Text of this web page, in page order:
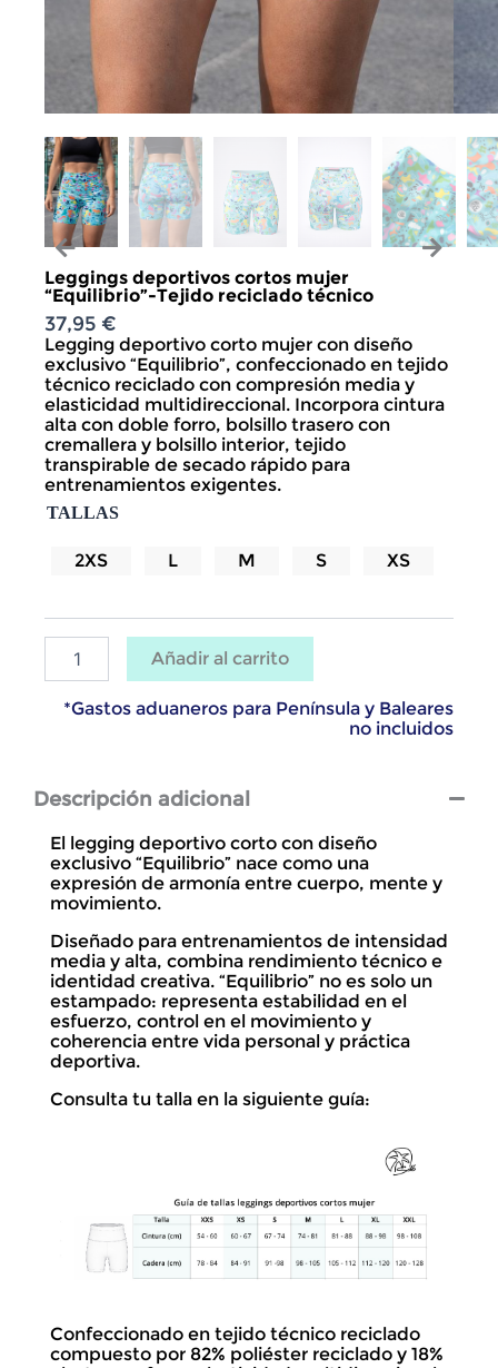
Leggings deportivos cortos mujer
“Equilibrio”-Tejido reciclado técnico
37,95 €
Legging deportivo corto mujer con diseño
exclusivo “Equilibrio”, confeccionado en tejido
técnico reciclado con compresión media y
elasticidad multidireccional. Incorpora cintura
alta con doble forro, bolsillo trasero con
cremallera y bolsillo interior, tejido
transpirable de secado rápido para
entrenamientos exigentes.
TALLAS
2XS L M S XS
Leggings
deportivos
mujer
“Equilibrio”-
Añadir al carrito
*Gastos aduaneros para Península y Baleares
no incluidos
Descripción adicional
El legging deportivo corto con diseño
exclusivo “Equilibrio” nace como una
expresión de armonía entre cuerpo, mente y
movimiento.
Diseñado para entrenamientos de intensidad
media y alta, combina rendimiento técnico e
identidad creativa. “Equilibrio” no es solo un
estampado: representa estabilidad en el
esfuerzo, control en el movimiento y
coherencia entre vida personal y práctica
deportiva.
Consulta tu talla en la siguiente guía:
Confeccionado en tejido técnico reciclado
compuesto por 82% poliéster reciclado y 18%